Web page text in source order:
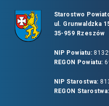
Starostwo
ul. Grunwaldzka
35-959 Rzeszów
NIP Powiatu:
REGON Powiatu:
NIP Starostwa:
REGON Starostwa: